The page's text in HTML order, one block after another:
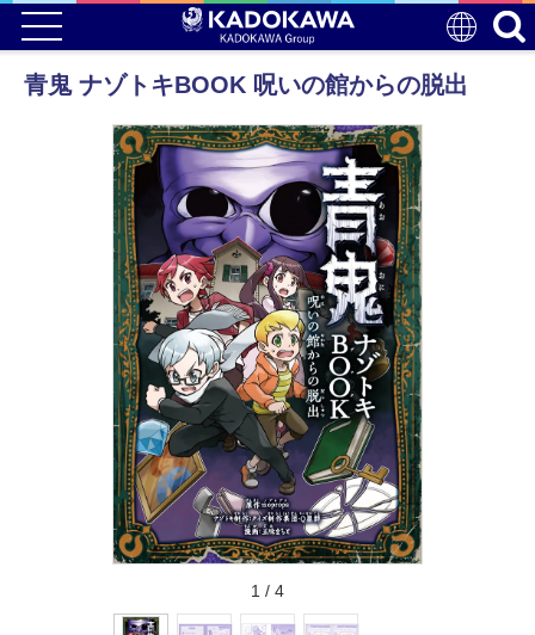
青鬼 ナゾトキBOOK 呪いの館からの脱出
1 / 4